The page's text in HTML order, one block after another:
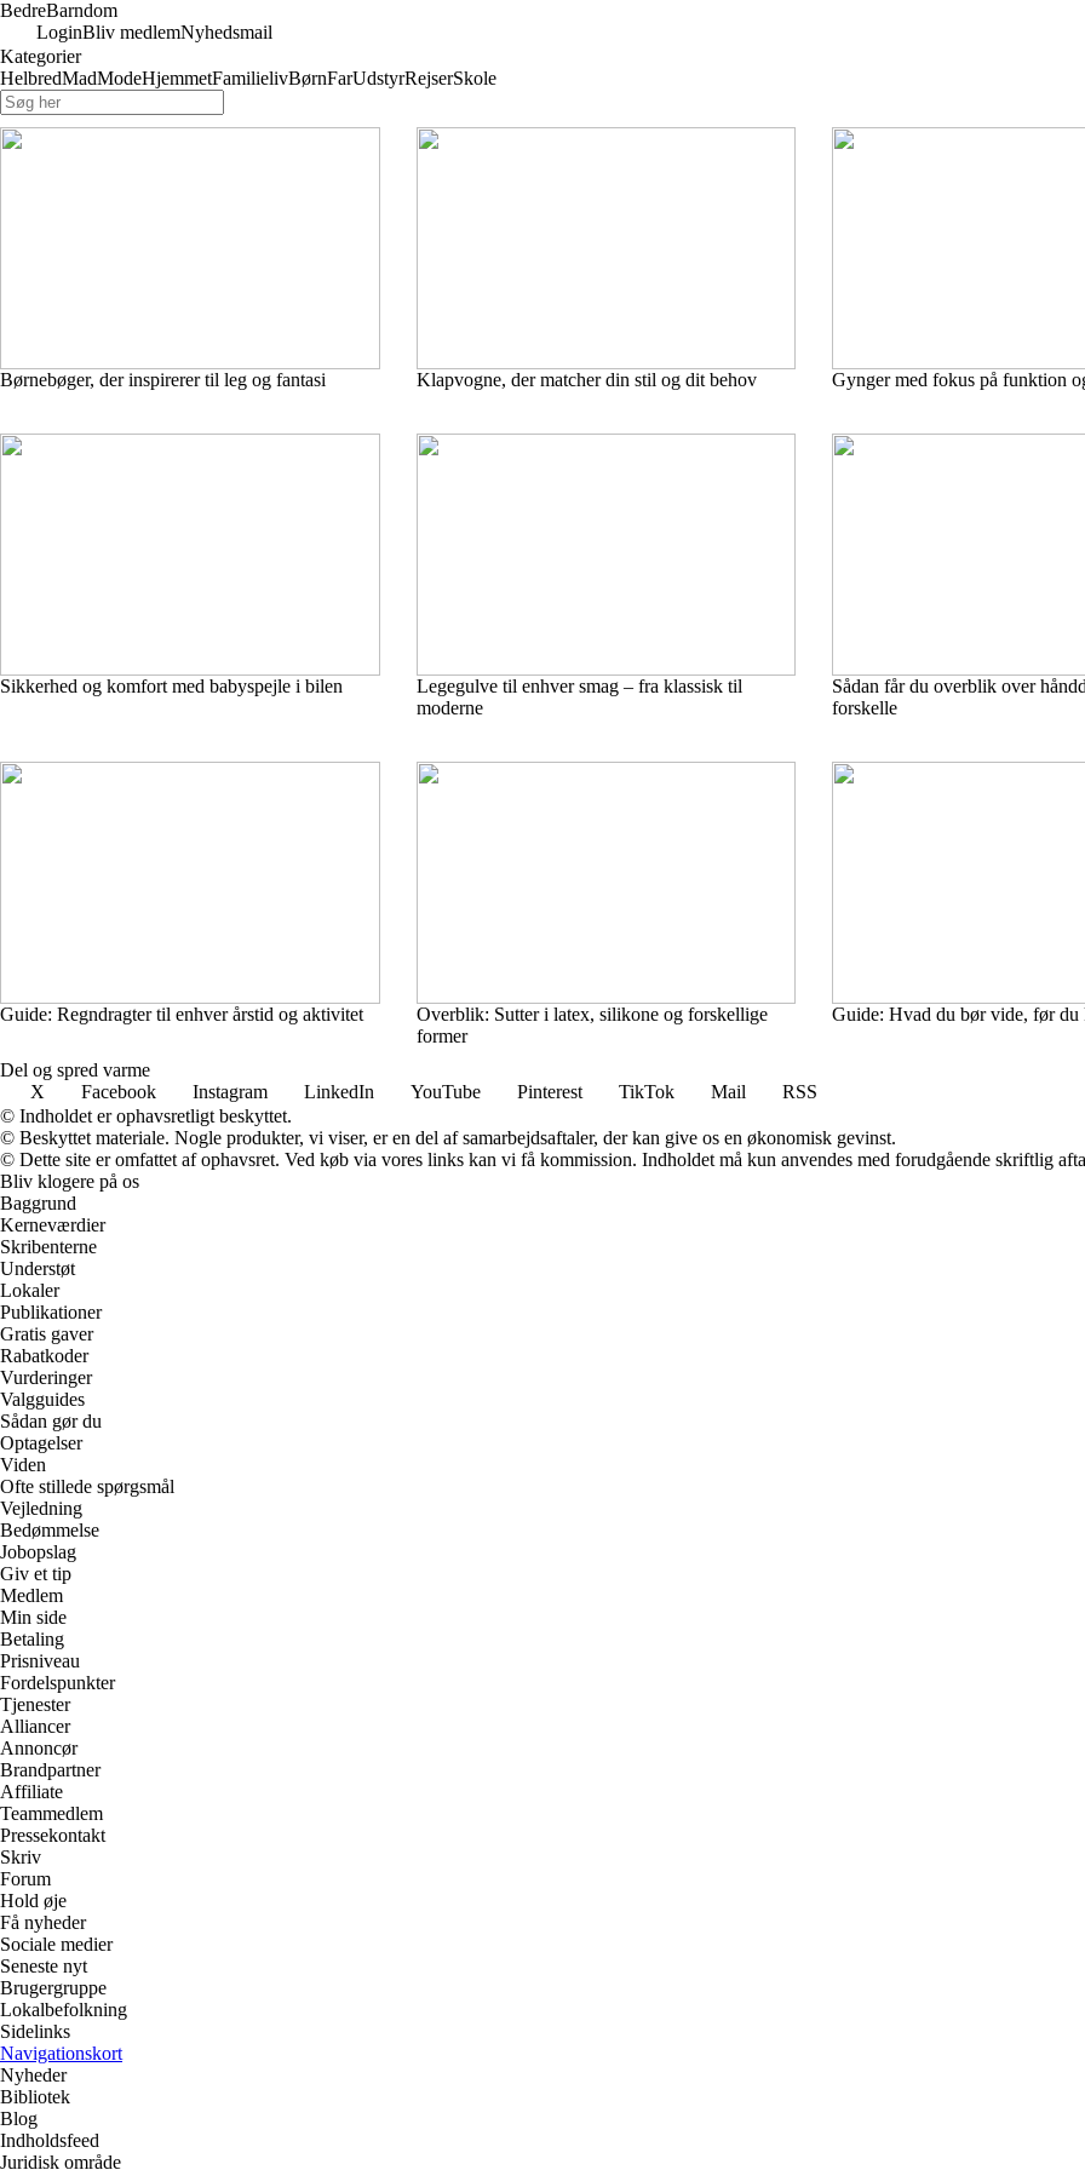
BedreBarndom
LoginBliv medlemNyhedsmail
Kategorier
HelbredMadModeHjemmetFamilielivBørnFarUdstyrRejserSkole
Børnebøger, der inspirerer til leg og fantasi Klapvogne, der matcher din stil og dit behov Gynger med fokus på funktion
Sikkerhed og komfort med babyspejle i bilen
Legegulve til enhver smag – fra klassisk til
moderne
Sådan får du overblik over
forskelle
Guide: Regndragter til enhver årstid og aktivitet
Overblik: Sutter i latex, silikone og forskellige
former
Guide: Hvad du bør vide, før du
Del og spred varme
X
Facebook Instagram LinkedIn YouTube Pinterest TikTok Mail
RSS
© Indholdet er ophavsretligt beskyttet.
© Beskyttet materiale. Nogle produkter, vi viser, er en del af samarbejdsaftaler, der kan give os en økonomisk gevinst.
© Dette site er omfattet af ophavsret. Ved køb via vores links kan vi få kommission. Indholdet må kun anvendes med forudgående skriftlig
Bliv klogere på os
Baggrund
Kerneværdier
Skribenterne
Understøt
Lokaler
Publikationer
Gratis gaver
Rabatkoder
Vurderinger
Valgguides
Sådan gør du
Optagelser
Viden
Ofte stillede spørgsmål
Vejledning
Bedømmelse
Jobopslag
Giv et tip
Medlem
Min side
Betaling
Prisniveau
Fordelspunkter
Tjenester
Alliancer
Annoncør
Brandpartner
Affiliate
Teammedlem
Pressekontakt
Skriv
Forum
Hold øje
Få nyheder
Sociale medier
Seneste nyt
Brugergruppe
Lokalbefolkning
Sidelinks
Navigationskort
Nyheder
Bibliotek
Blog
Indholdsfeed
Juridisk område